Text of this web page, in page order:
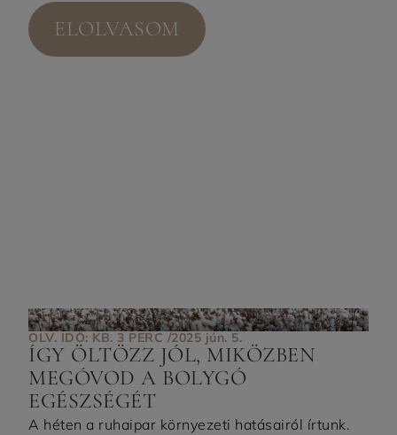
ELOLVASOM
OLV. IDŐ: KB. 3 PERC /2025 jún. 5.
ÍGY ÖLTÖZZ JÓL, MIKÖZBEN
MEGÓVOD A BOLYGÓ
EGÉSZSÉGÉT
A héten a ruhaipar környezeti hatásairól írtunk.